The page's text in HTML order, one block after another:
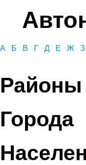
А Б В Г Д Е Ж З
Районы
Города